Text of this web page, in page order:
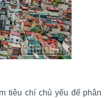
tiêu chí chủ yếu để phân